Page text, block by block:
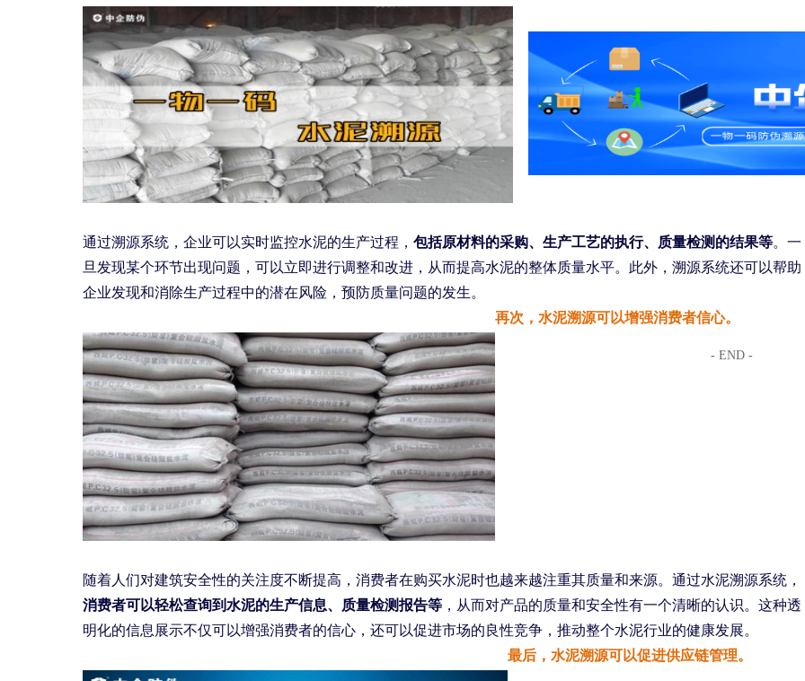
通过溯源系统，企业可以实时监控水泥的生产过程， 包括原材料的采购、生产工艺的执行、质量检测的结果等。一
旦发现某个环节出现问题，可以立即进行调整和改进，从而提高水泥的整体质量水平。此外，溯源系统还可以帮助
企业发现和消除生产过程中的潜在风险，预防质量问题的发生。
再次，水泥溯源可以增强消费者信心。
随着人们对建筑安全性的关注度不断提高，消费者在购买水泥时也越来越注重其质量和来源。通过水泥溯源系统，
消费者可以轻松查询到水泥的生产信息、质量检测报告等 ，从而对产品的质量和安全性有一个清晰的认识。这种透
明化的信息展示不仅可以增强消费者的信心，还可以促进市场的良性竞争，推动整个水泥行业的健康发展。
最后，水泥溯源可以促进供应链管理。
- END -